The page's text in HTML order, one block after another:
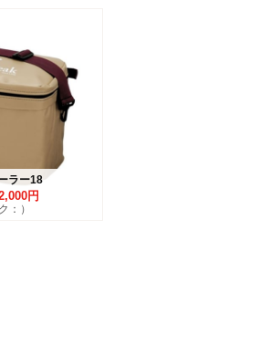
ラー18
円
：）